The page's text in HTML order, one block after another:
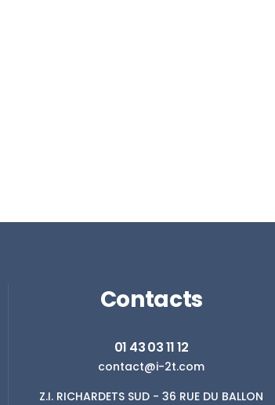
Contacts
01 43 03 11 12
contact@i-2t.com
Z.I. RICHARDETS SUD - 36 RUE DU BALLON